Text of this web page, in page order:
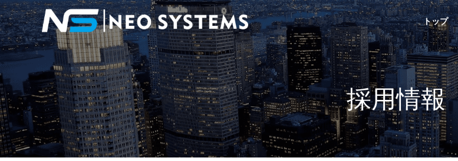
トップ
採用情報